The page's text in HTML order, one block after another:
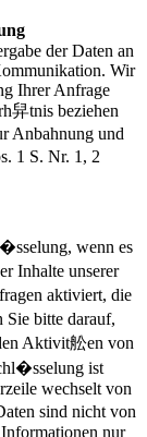
der Daten an
Wir
Ihrer Anfrage
舁tnis beziehen
Anbahnung und
1 S. Nr. 1, 2
wenn es
Inhalte unserer
aktiviert, die
Sie bitte darauf,
Aktivit舩en von
ist
wechselt von
sind nicht von
nur